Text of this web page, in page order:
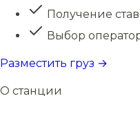
Получение
Выбор
Разместить груз →
О станции